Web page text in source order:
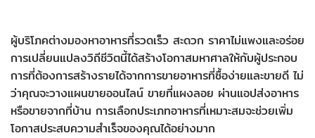
ผู้บริโภคต่างมองหาอาหารที่รวดเร็ว สะดวก ราคาไม่แพงและอร่อย
การเปลี่ยนแปลงวิถีชีวิตนี้ได้สร้างโอกาสมหาศาลให้กับผู้ประกอบ
การที่ต้องการสร้างรายได้จากการขายอาหารที่ซื้อง่ายและขายดี ไม่
ว่าคุณจะวางแผนขายออนไลน์ ขายที่แผงลอย ผ่านแอปส่งอาหาร
หรือขายจากที่บ้าน การเลือกประเภทอาหารที่เหมาะสมจะช่วยเพิ่ม
โอกาสประสบความสำเร็จของคุณได้อย่างมาก